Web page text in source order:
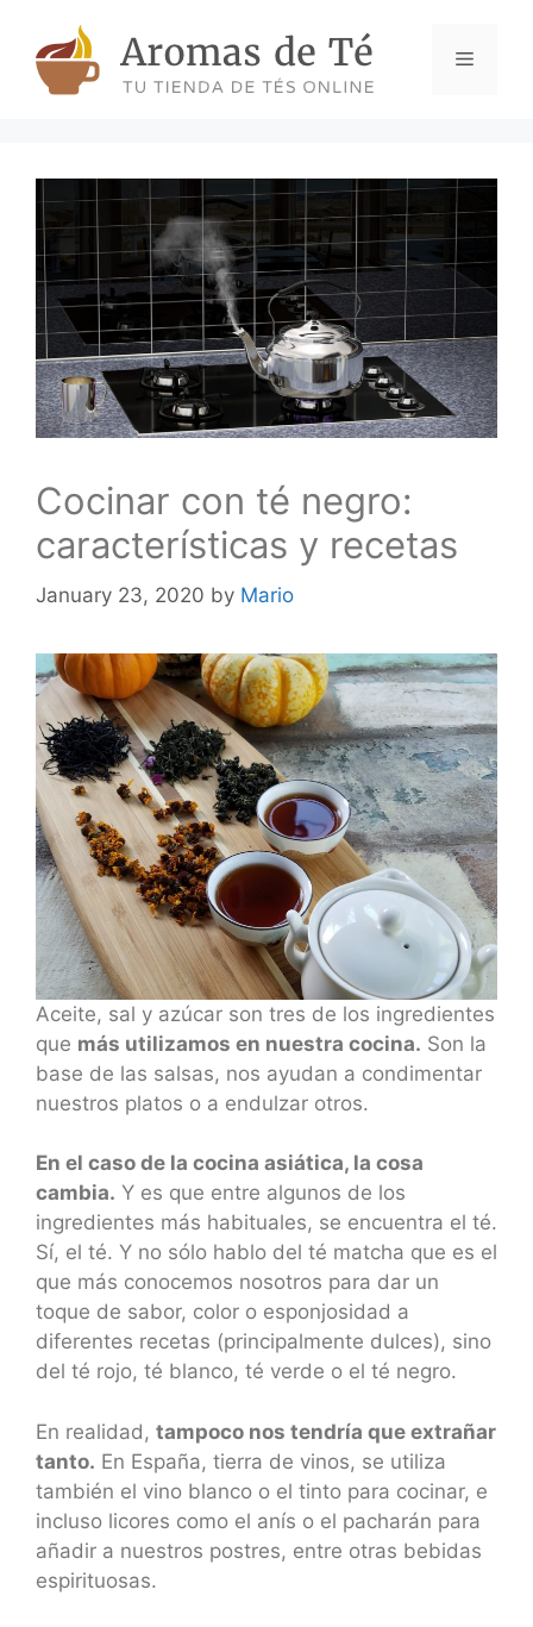
content
Menu
Cocinar con té negro:
características y recetas
January 23, 2020 by Mario
Aceite, sal y azúcar son tres de los ingredientes
que más utilizamos en nuestra cocina. Son la
base de las salsas, nos ayudan a condimentar
nuestros platos o a endulzar otros.
En el caso de la cocina asiática, la cosa
cambia. Y es que entre algunos de los
ingredientes más habituales, se encuentra el té.
Sí, el té. Y no sólo hablo del té matcha que es el
que más conocemos nosotros para dar un
toque de sabor, color o esponjosidad a
diferentes recetas (principalmente dulces), sino
del té rojo, té blanco, té verde o el té negro.
En realidad, tampoco nos tendría que extrañar
tanto. En España, tierra de vinos, se utiliza
también el vino blanco o el tinto para cocinar, e
incluso licores como el anís o el pacharán para
añadir a nuestros postres, entre otras bebidas
espirituosas.